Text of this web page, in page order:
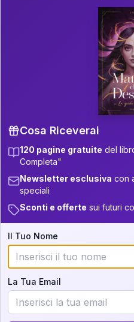
Il libro è in fase di
per ricevere
P.S.
Scorri più in
un'interpretazione
Iscriviti alla
aggiornamenti
Cosa
💕 Come rafforzare la
Cosa Riceverai
120 pagine gratuite del
Completa"
Newsletter esclusiva con
speciali
Sconti e offerte sui futuri
Il Tuo Nome
La Tua Email